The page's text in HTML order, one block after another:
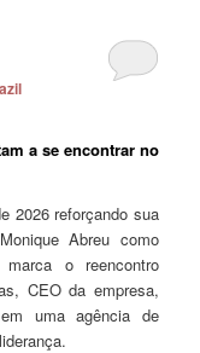
a se encontrar no
2026 reforçando sua
Abreu como
o reencontro
CEO da empresa,
uma agência de